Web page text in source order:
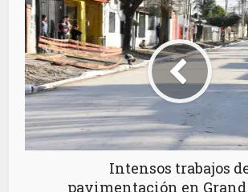
Intensos trabajos
pavimentación en